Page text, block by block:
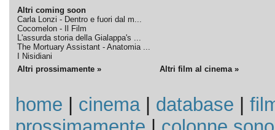
Altri coming soon
Carla Lonzi - Dentro e fuori dal m...
Cocomelon - Il Film
L'assurda storia della Gialappa's ...
The Mortuary Assistant - Anatomia ...
I Nisidiani
Altri prossimamente » Altri film al cinema »
home cinema| database